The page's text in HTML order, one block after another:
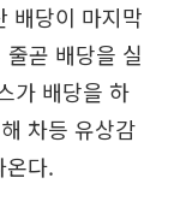
배당이 마지막
곧 배당을 실
가 배당을 하
차등 유상감
다.